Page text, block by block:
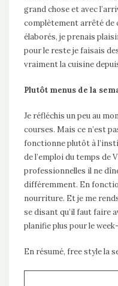
grand chose et avec
complètement arrêté de
élaborés, je prenais
pour le reste je faisais
vraiment la cuisine
Plutôt menus de la
Je réfléchis un peu au
courses. Mais ce n’est
fonctionne plutôt à
de l’emploi du temps de
professionnelles il ne
différemment. En
nourriture. Et je me
se disant qu’il faut faire
planifie plus pour le
En résumé, free style la